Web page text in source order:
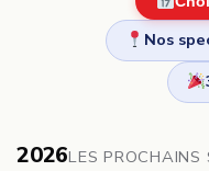
Nos
2026LES PROCHAINS